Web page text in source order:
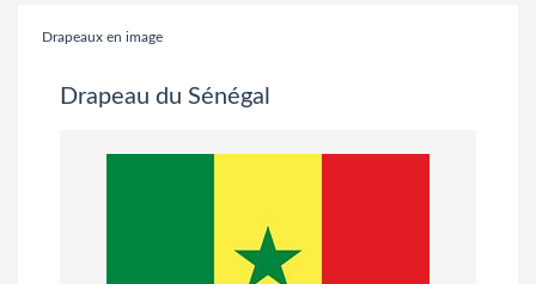
Drapeaux en image
Drapeau du Sénégal